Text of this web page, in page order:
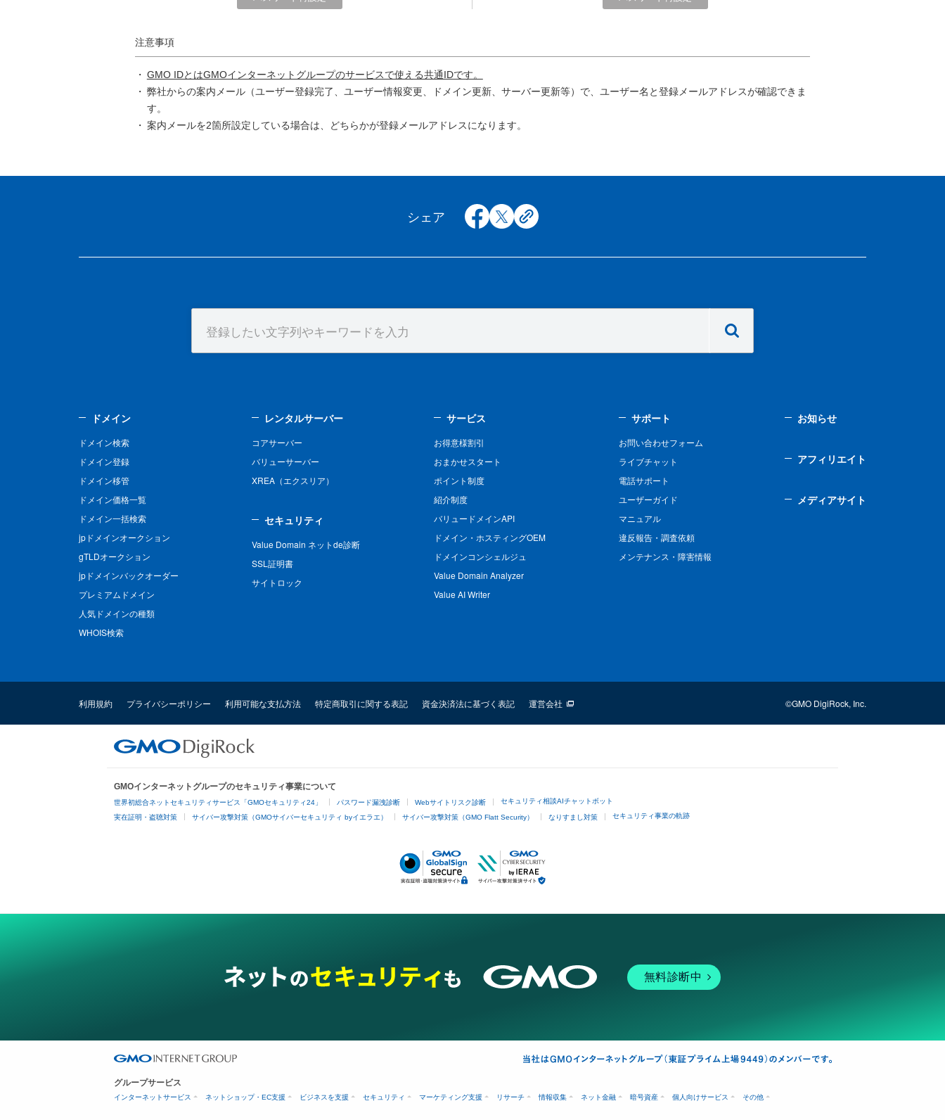
注意事項
GMO IDとはGMOインターネットグループのサービスで使える共通IDです。
弊社からの案内メール（ユーザー登録完了、ユーザー情報変更、ドメイン更新、サーバー更新等）で、ユーザー名と登録メールアドレスが確認できま
す。
案内メールを2箇所設定している場合は、どちらかが登録メールアドレスになります。
シェア facebook
x copy
ドメイン
ドメイン検索
ドメイン登録
ドメイン移管
ドメイン価格一覧
ドメイン一括検索
jpドメインオークション
gTLDオークション
jpドメインバックオーダー
プレミアムドメイン
人気ドメインの種類
WHOIS検索
レンタルサーバー
コアサーバー
バリューサーバー
XREA（エクスリア）
セキュリティ
Value Domain ネットde診断
SSL証明書
サイトロック
サービス
お得意様割引
おまかせスタート
ポイント制度
紹介制度
バリュードメインAPI
ドメイン・ホスティングOEM
ドメインコンシェルジュ
Value Domain Analyzer
Value AI Writer
サポート
お問い合わせフォーム
ライブチャット
電話サポート
ユーザーガイド
マニュアル
違反報告・調査依頼
メンテナンス・障害情報
お知らせ
アフィリエイト
メディアサイト
利用規約 プライバシーポリシー 利用可能な支払方法 特定商取引に関する表記 資金決済法に基づく表記 運営会社 ©GMO DigiRock, Inc.
GMOインターネットグループのセキュリティ事業について
世界初総合ネットセキュリティサービス「GMOセキュリティ24」 パスワード漏洩診断 Webサイトリスク診断 セキュリティ相談AIチャットボット
実在証明・盗聴対策 サイバー攻撃対策（GMOサイバーセキュリティ byイエラエ） サイバー攻撃対策（GMO Flatt Security） なりすまし対策 セキュリティ事業の軌跡
無料診断中
グループサービス
インターネットサービス ネットショップ・EC支援 ビジネスを支援 セキュリティ マーケティング支援 リサーチ 情報収集 ネット金融 暗号資産 個人向けサービス その他